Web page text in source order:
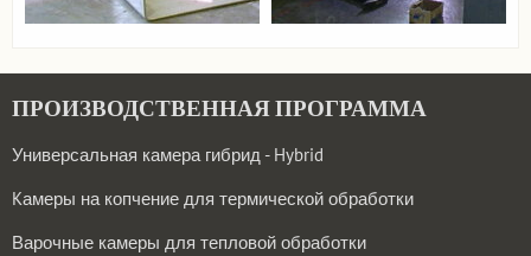
ПРОИЗВОДСТВЕННАЯ ПРОГРАММА
Универсальная камера гибрид - Hybrid
Kамеры на копчение для термической обработки
Варочные камеры для тепловой обработки